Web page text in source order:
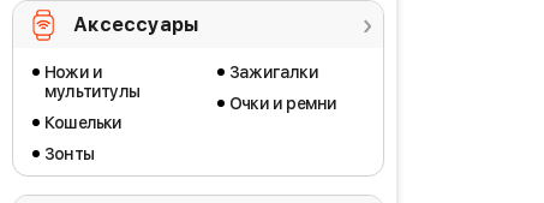
Аксессуары
Ножи и
мультитулы
Кошельки
Зонты
Зажигалки
Очки и ремни